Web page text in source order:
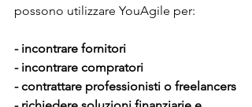
possono utilizzare YouAgile per:
- incontrare fornitori
- incontrare compratori
- contrattare professionisti o freelancers